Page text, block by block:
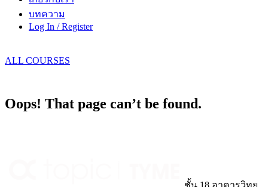
บทความ
Log In / Register
ALL COURSES
Oops! That page can’t be found.
ชั้น 18 อาคารวิทย